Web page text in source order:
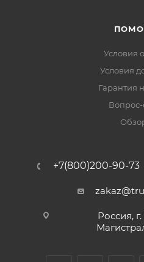
Условия
Условия
Гарантия
Вопрос-
+7(800)200-90-73
Россия,